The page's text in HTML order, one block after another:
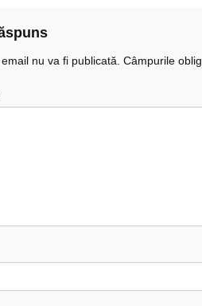
nu va fi publicată. Câmpurile